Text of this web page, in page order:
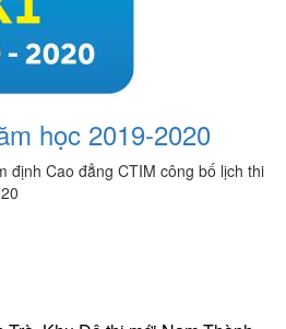
học 2019-2020
định Cao đẳng CTIM công bố lịch thi